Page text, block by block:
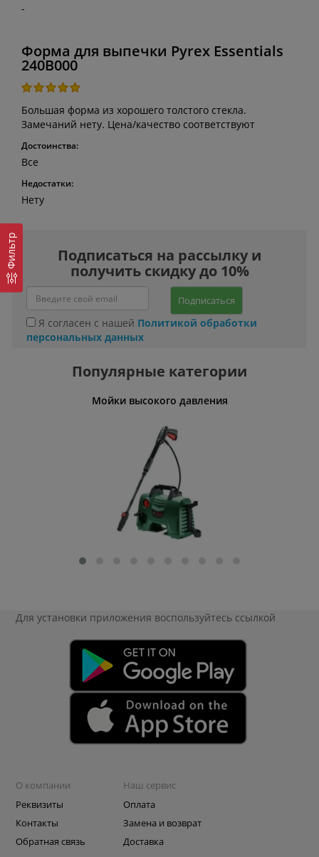
Фильтр
-
Форма для выпечки Pyrex Essentials
240B000
Большая форма из хорошего толстого стекла.
Замечаний нету. Цена/качество соответствуют
Достоинства:
Все
Недостатки:
Нету
Подписаться на рассылку и
получить скидку до 10%
Подписаться
Я согласен с нашей Политикой обработки
персональных данных
Популярные категории
Мойки высокого давления
Для установки приложения воспользуйтесь ссылкой
О компании
Реквизиты
Контакты
Обратная связь
Наш сервис
Оплата
Замена и возврат
Доставка